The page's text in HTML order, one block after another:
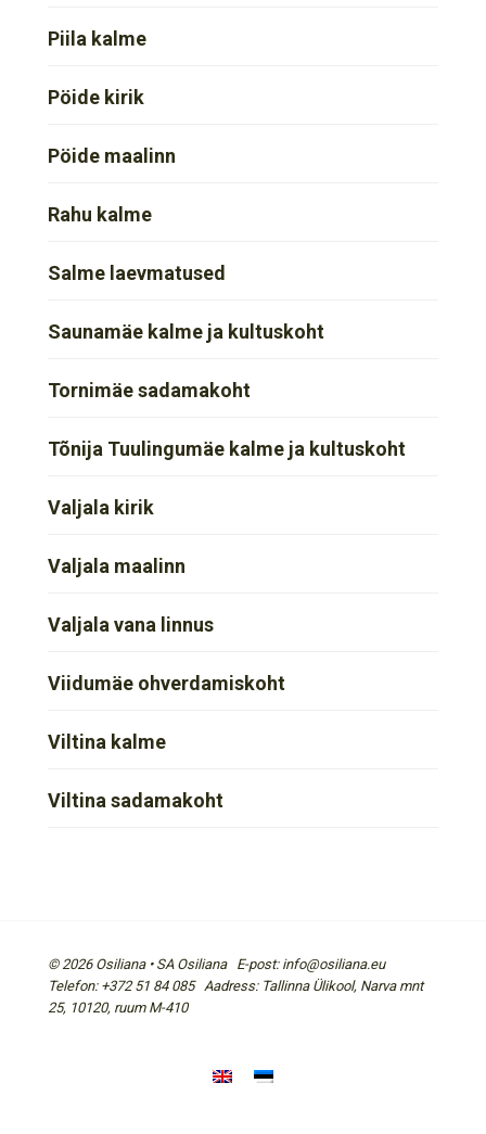
Piila kalme
Pöide kirik
Pöide maalinn
Rahu kalme
Salme laevmatused
Saunamäe kalme ja kultuskoht
Tornimäe sadamakoht
Tõnija Tuulingumäe kalme ja kultuskoht
Valjala kirik
Valjala maalinn
Valjala vana linnus
Viidumäe ohverdamiskoht
Viltina kalme
Viltina sadamakoht
© 2026 Osiliana • SA Osiliana E-post: info@osiliana.eu
Telefon: +372 51 84 085 Aadress: Tallinna Ülikool, Narva mnt
25, 10120, ruum M-410